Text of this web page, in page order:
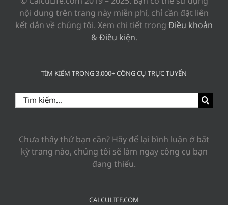
nội dung trên trang này miễn phí, chỉ cần đặt liên
kết dẫn về chúng tôi. Xem chi tiết trong Điều khoản
& Điều kiện.
TÌM KIẾM TRONG 3.000+ CÔNG CỤ TRỰC TUYẾN
Search
for:
Chưa thấy thứ bạn cần? Hãy để lại bình luận ở bất
kỳ trang nào, chúng tôi sẽ làm ngay công cụ bạn
đang thiếu.
CALCULIFE.COM